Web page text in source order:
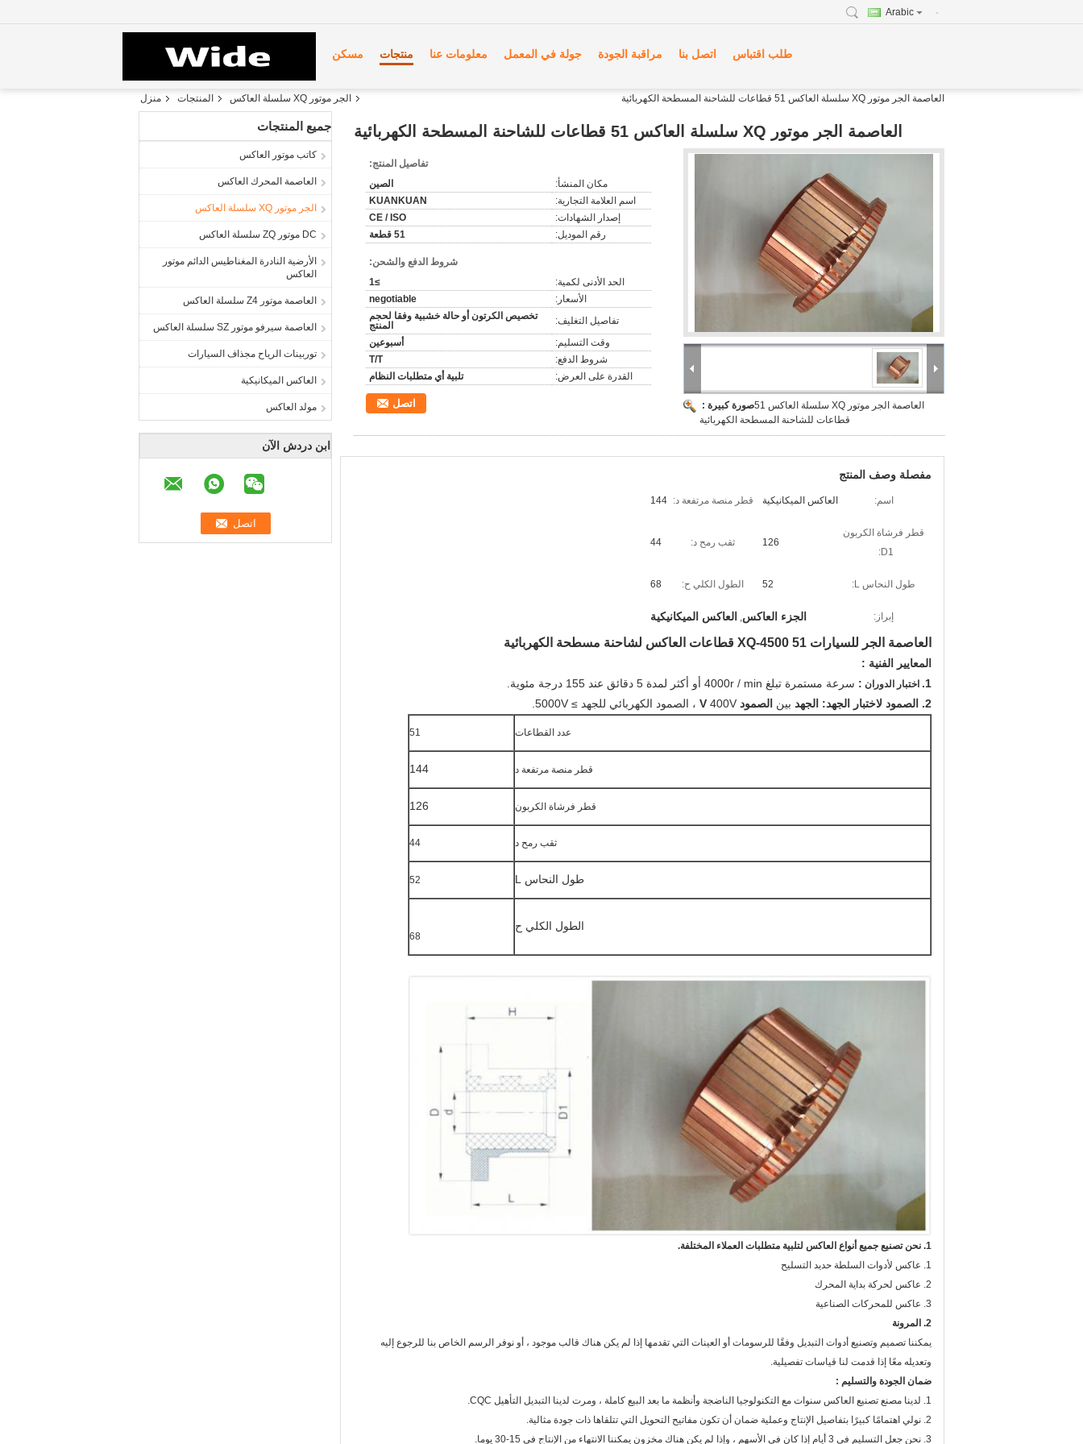
Arabic
مسكن منتجات معلومات عنا جولة في المعمل مراقبة الجودة اتصل بنا طلب اقتباس
منزل المنتجات الجر موتور XQ سلسلة العاكس العاصمة الجر موتور XQ سلسلة العاكس 51 قطاعات للشاحنة المسطحة الكهربائية
جميع المنتجات
كاتب موتور العاكس
العاصمة المحرك العاكس
الجر موتور XQ سلسلة العاكس
DC موتور ZQ سلسلة العاكس
الأرضية النادرة المغناطيس الدائم موتور
العاكس
العاصمة موتور Z4 سلسلة العاكس
العاصمة سيرفو موتور SZ سلسلة العاكس
توربينات الرياح مجذاف السيارات
العاكس الميكانيكية
مولد العاكس
ابن دردش الآن
العاصمة الجر موتور XQ سلسلة العاكس 51 قطاعات للشاحنة المسطحة الكهربائية
صورة كبيرة :العاصمة الجر موتور XQ سلسلة العاكس 51
قطاعات للشاحنة المسطحة الكهربائية
تفاصيل المنتج:
مكان المنشأ:
الصين
اسم العلامة التجارية:
KUANKUAN
إصدار الشهادات:
CE / ISO
رقم الموديل:
51 قطعة
شروط الدفع والشحن:
الحد الأدنى لكمية:
≥1
الأسعار:
negotiable
تفاصيل التغليف:
تخصيص الكرتون أو حالة خشبية وفقا لحجم
المنتج
وقت التسليم:
أسبوعين
شروط الدفع:
T/T
القدرة على العرض:
تلبية أي متطلبات النظام
اتصل
مفصلة وصف المنتج
اسم: العاكس الميكانيكية قطر منصة مرتفعة د: 144
قطر فرشاة الكربون
D1:
126 ثقب رمح د: 44
طول النحاس L: 52 الطول الكلي ح: 68
إبراز: الجزء العاكس, العاكس الميكانيكية
العاصمة الجر للسيارات XQ-4500 51 قطاعات العاكس لشاحنة مسطحة الكهربائية
المعايير الفنية :
1.
اختبار الدوران : سرعة مستمرة تبلغ 4000r / min أو أكثر لمدة 5 دقائق عند 155 درجة مئوية.
2. الصمود لاختبار الجهد: الجهد
بين الصمود V 400V ، الصمود الكهربائي للجهد ≥ 5000V.
عدد القطاعات 51
قطر منصة مرتفعة د 144
قطر فرشاة الكربون 126
ثقب رمح د 44
طول النحاس L 52
الطول الكلي ح
68
1. نحن تصنيع جميع أنواع العاكس لتلبية متطلبات العملاء المختلفة.
1. عاكس لأدوات السلطة حديد التسليح
2. عاكس لحركة بداية المحرك
3. عاكس للمحركات الصناعية
2. المرونة
يمكننا تصميم وتصنيع أدوات التبديل وفقًا للرسومات أو العينات التي تقدمها إذا لم يكن هناك قالب موجود ، أو نوفر الرسم الخاص بنا للرجوع إليه
وتعديله معًا إذا قدمت لنا قياسات تفصيلية.
ضمان الجودة والتسليم :
1. لدينا مصنع تصنيع العاكس سنوات مع التكنولوجيا الناضجة وأنظمة ما بعد البيع كاملة ، ومرت لدينا التبديل التأهيل CQC.
2. نولي اهتمامًا كبيرًا بتفاصيل الإنتاج وعملية ضمان أن تكون مفاتيح التحويل التي تتلقاها ذات جودة مثالية.
3. نحن جعل التسليم في 3 أيام إذا كان في الأسهم ، وإذا لم يكن هناك مخزون يمكننا الانتهاء من الإنتاج في 15-30 يوما.